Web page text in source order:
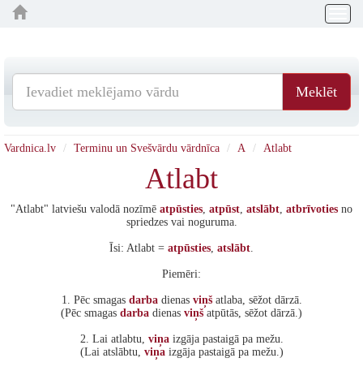
Meklēt
Vardnica.lv Terminu un Svešvārdu vārdnīca A Atlabt
Atlabt
"Atlabt" latviešu valodā nozīmē atpūsties, atpūst, atslābt, atbrīvoties no
spriedzes vai noguruma.
Īsi: Atlabt = atpūsties, atslābt.
Piemēri:
1. Pēc smagas darbadienas viņšatlaba, sēžot dārzā.
(Pēc smagas darba dienas viņš atpūtās, sēžot dārzā.)
2. Lai atlabtu, viņaizgāja pastaigā pa mežu.
(Lai atslābtu, viņaizgāja pastaigā pa mežu.)